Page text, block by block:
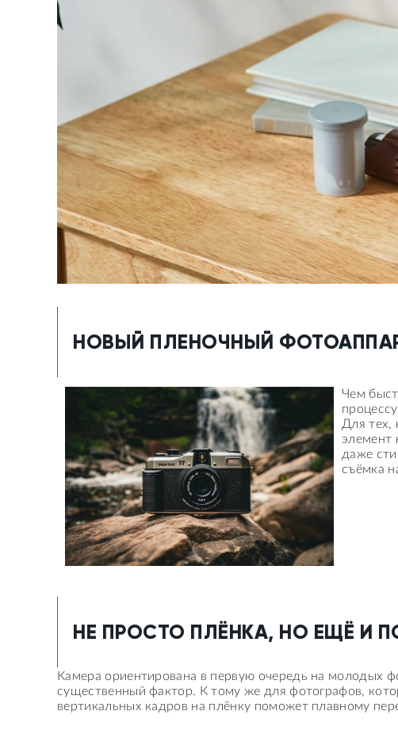
НОВЫЙ ПЛЕНОЧНЫЙ
Чем
Для тех,
элемент
даже
съёмка
НЕ ПРОСТО ПЛЁНКА, НО ЕЩЁ И
Камера ориентирована в первую очередь на молодых
существенный фактор. К тому же для фотографов,
вертикальных кадров на плёнку поможет плавному